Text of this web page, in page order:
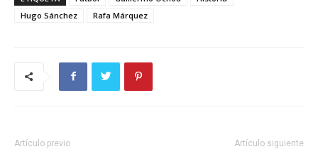
Hugo Sánchez
Rafa Márquez
Artículo previo Artículo siguiente